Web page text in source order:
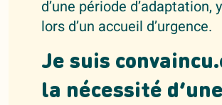
d’une période d’adaptation,
lors d’un accueil d’urgence.
Je suis
la nécessité d’une